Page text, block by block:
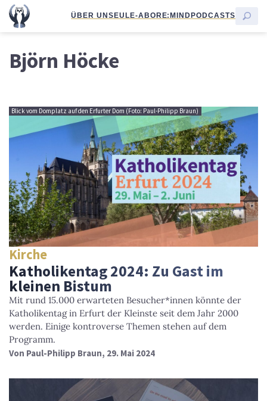
ÜBER UNSEULE-ABORE:MINDPODCASTS
Björn Höcke
Blick vom Domplatz auf den Erfurter Dom (Foto: Paul-Philipp Braun)
Kirche
Katholikentag 2024: Zu Gast im
kleinen Bistum
Mit rund 15.000 erwarteten Besucher*innen könnte der
Katholikentag in Erfurt der Kleinste seit dem Jahr 2000
werden. Einige kontroverse Themen stehen auf dem
Programm.
Von Paul-Philipp Braun, 29. Mai 2024